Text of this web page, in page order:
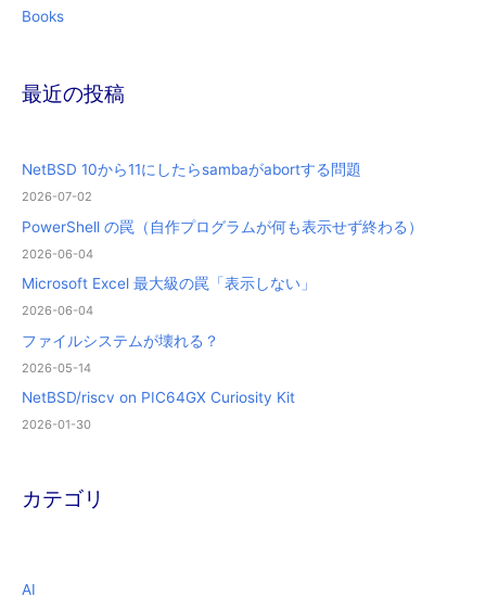
Books
最近の投稿
NetBSD 10から11にしたらsambaがabortする問題
2026-07-02
PowerShell の罠（自作プログラムが何も表示せず終わる）
2026-06-04
Microsoft Excel 最大級の罠「表示しない」
2026-06-04
ファイルシステムが壊れる？
2026-05-14
NetBSD/riscv on PIC64GX Curiosity Kit
2026-01-30
カテゴリ
AI